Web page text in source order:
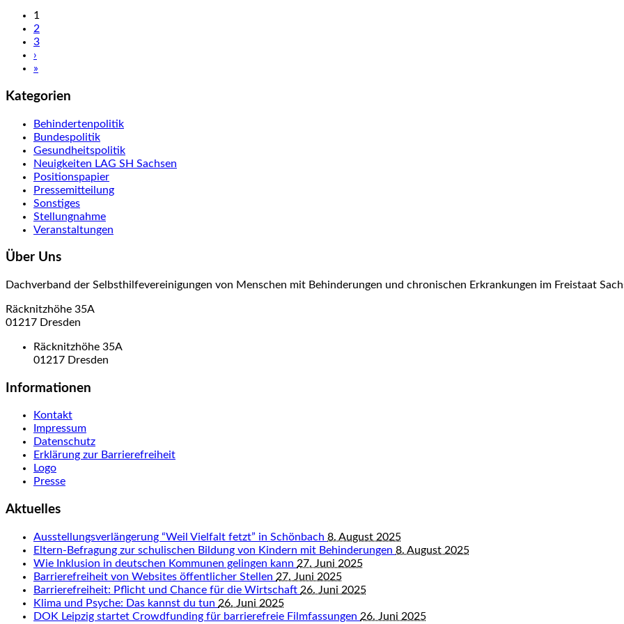
1
2
3
›
»
Kategorien
Behindertenpolitik
Bundespolitik
Gesundheitspolitik
Neuigkeiten LAG SH Sachsen
Positionspapier
Pressemitteilung
Sonstiges
Stellungnahme
Veranstaltungen
Über Uns
Dachverband der Selbsthilfevereinigungen von Menschen mit Behinderungen und chronischen Erkrankungen im Freistaat
Räcknitzhöhe 35A
01217 Dresden
Räcknitzhöhe 35A
01217 Dresden
Informationen
Kontakt
Impressum
Datenschutz
Erklärung zur Barrierefreiheit
Logo
Presse
Aktuelles
Ausstellungsverlängerung “Weil Vielfalt fetzt” in Schönbach 8. August 2025
Eltern-Befragung zur schulischen Bildung von Kindern mit Behinderungen 8. August 2025
Wie Inklusion in deutschen Kommunen gelingen kann 27. Juni 2025
Barrierefreiheit von Websites öffentlicher Stellen 27. Juni 2025
Barrierefreiheit: Pflicht und Chance für die Wirtschaft 26. Juni 2025
Klima und Psyche: Das kannst du tun 26. Juni 2025
DOK Leipzig startet Crowdfunding für barrierefreie Filmfassungen 26. Juni 2025